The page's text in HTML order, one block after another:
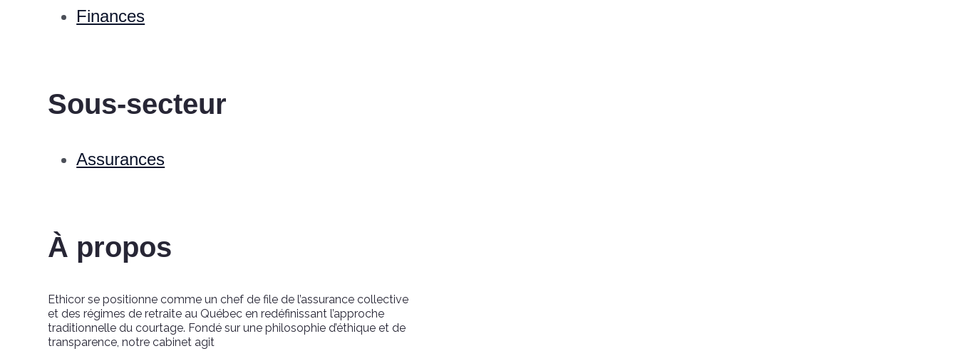
Finances
Sous-secteur
Assurances
À propos
Ethicor se positionne comme un chef de file de l’assurance collective
et des régimes de retraite au Québec en redéfinissant l’approche
traditionnelle du courtage. Fondé sur une philosophie d’éthique et de
transparence, notre cabinet agit